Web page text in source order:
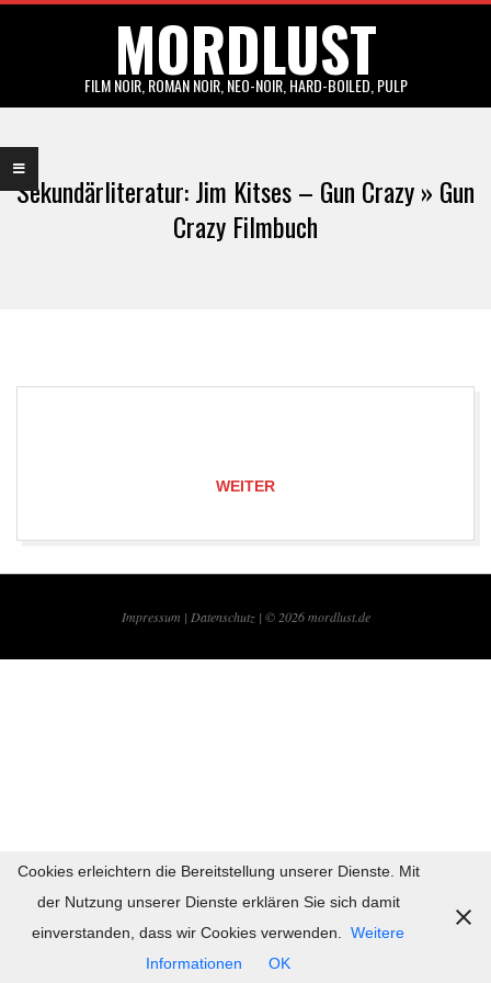
MORDLUST
FILM NOIR, ROMAN NOIR, NEO-NOIR, HARD-BOILED, PULP
Navigation
Menu
Sekundärliteratur: Jim Kitses – Gun Crazy » Gun
Crazy Filmbuch
WEITER
Impressum | Datenschutz | © 2026mordlust.de
Cookies erleichtern die Bereitstellung unserer Dienste. Mit
der Nutzung unserer Dienste erklären Sie sich damit
einverstanden, dass wir Cookies verwenden.
Weitere
Informationen
OK